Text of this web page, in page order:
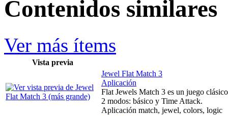
Contenidos similares
Ver más ítems
Vista previa
Jewel Flat Match 3
Aplicación
Flat Jewels Match 3 es un juego
2 modos: básico y Time Attack.
Aplicación match, jewel, colors, logic